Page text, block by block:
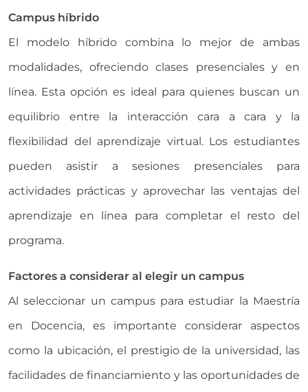
Campus híbrido
El modelo híbrido combina lo mejor de ambas
modalidades, ofreciendo clases presenciales y en
línea. Esta opción es ideal para quienes buscan un
equilibrio entre la interacción cara a cara y la
flexibilidad del aprendizaje virtual. Los estudiantes
pueden asistir a sesiones presenciales para
actividades prácticas y aprovechar las ventajas del
aprendizaje en línea para completar el resto del
programa.
Factores a considerar al elegir un campus
Al seleccionar un campus para estudiar la Maestría
en Docencia, es importante considerar aspectos
como la ubicación, el prestigio de la universidad, las
facilidades de financiamiento y las oportunidades de